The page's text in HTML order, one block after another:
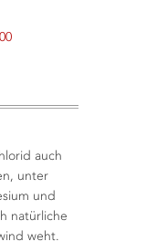
auch
unter
und
natürliche
weht.